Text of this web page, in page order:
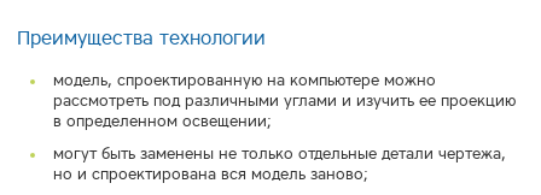
Преимущества технологии
модель, спроектированную на компьютере можно
рассмотреть под различными углами и изучить ее проекцию
в определенном освещении;
могут быть заменены не только отдельные детали чертежа,
но и спроектирована вся модель заново;